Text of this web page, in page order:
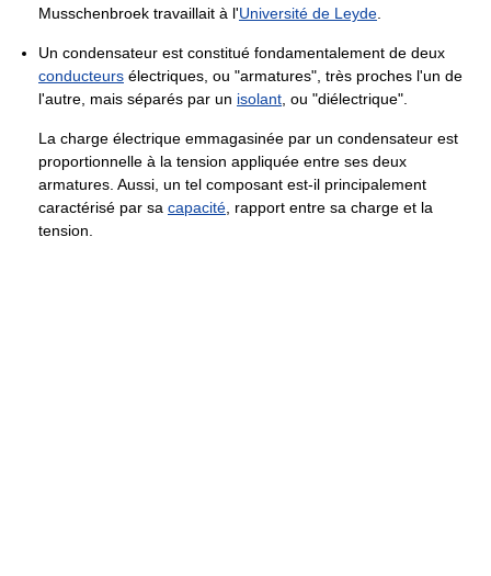
Musschenbroek travaillait à l'Université de Leyde
Un condensateur est constitué fondamentalement de deux
conducteurs électriques, ou "armatures", très proches l'un de
l'autre, mais séparés par un isolant , ou "diélectrique".
La charge électrique emmagasinée par un condensateur est
proportionnelle à la tension appliquée entre ses deux
armatures. Aussi, un tel composant est-il principalement
caractérisé par sa capacité , rapport entre sa charge et la
tension.